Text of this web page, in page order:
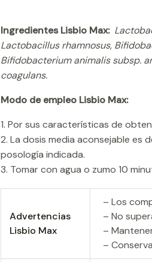
Ingredientes Lisbio Max:
Lactobacillus rhamnosus,
Bifidobacterium animalis subsp.
coagulans.
Modo de empleo Lisbio Max:
1. Por sus características de
2. La dosis media aconsejable es
posología indicada.
3. Tomar con agua o zumo 10
Advertencias
Lisbio Max
– Los
– No
–
–